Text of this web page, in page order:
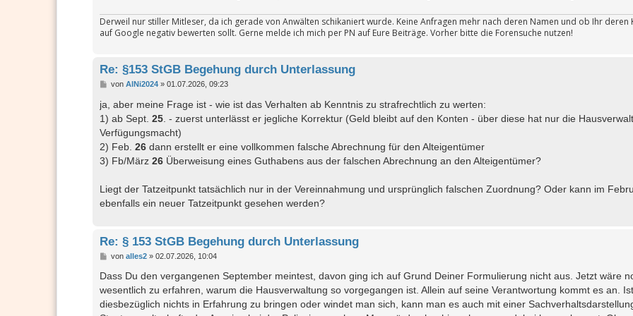
Derweil nur stiller Mitleser, da ich gerade von Anwälten schikaniert wurde. Keine Anfragen mehr nach deren Namen und ob Ihr deren
auf Google negativ bewerten sollt. Gerne melde ich mich per PN auf Eure Beiträge. Vorher bitte die Forensuche nutzen!
Re: §153 StGB Begehung durch Unterlassung
B
t
r
g
von AlNi2024» 01.07.2026, 09:23
ja, aber meine Frage ist - wie ist das Verhalten ab Kenntnis zu strafrechtlich zu werten:
1) ab Sept. 25 . - zuerst unterlässt er jegliche Korrektur (Geld bleibt auf den Konten - über diese hat nur die
Verfügungsmacht)
2) Feb. 26 dann erstellt er eine vollkommen falsche Abrechnung für den Alteigentümer
3) Fb/März 26 Überweisung eines Guthabens aus der falschen Abrechnung an den Alteigentümer?
Liegt der Tatzeitpunkt tatsächlich nur in der Vereinnahmung und ursprünglich falschen Zuordnung? Oder kann im
ebenfalls ein neuer Tatzeitpunkt gesehen werden?
Re: § 153 StGB Begehung durch Unterlassung
B
i
r
a
g
von alles2» 02.07.2026, 10:04
Dass Du den vergangenen September meintest, davon ging ich auf Grund Deiner Formulierung nicht aus. Jetzt wäre
wesentlich zu erfahren, warum die Hausverwaltung so vorgegangen ist. Allein auf seine Verantwortung kommt es an. Ist
diesbezüglich nichts in Erfahrung zu bringen oder windet man sich, kann man es auch mit einer